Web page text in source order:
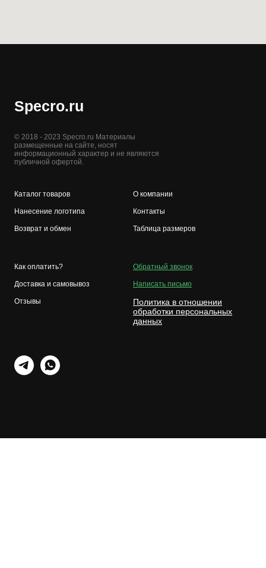
Specro.ru
© 2018 - 2023 Specro.ru Материалы
размещенные на сайте, носят
информационный характер и не являются
публичной офертой.
Каталог товаров
Нанесение логотипа
Возврат и обмен
О компании
Контакты
Таблица размеров
Как оплатить?
Доставка и самовывоз
Отзывы
Обратный звонок
Написать письмо
Политика в отношении
обработки персональных
данных